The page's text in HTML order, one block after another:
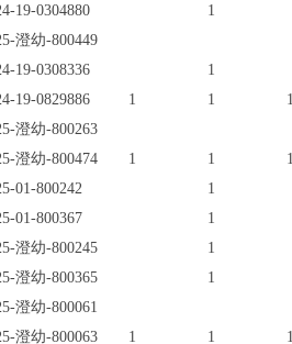
19-0304880
1
澄幼-800449
19-0308336
1
19-0829886 1 1
澄幼-800263
澄幼-800474 1 1
01-800242
1
01-800367
1
澄幼-800245
1
澄幼-800365
1
澄幼-800061
澄幼-800063 1 1